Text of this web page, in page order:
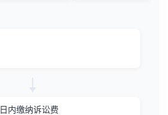
内缴纳诉讼费